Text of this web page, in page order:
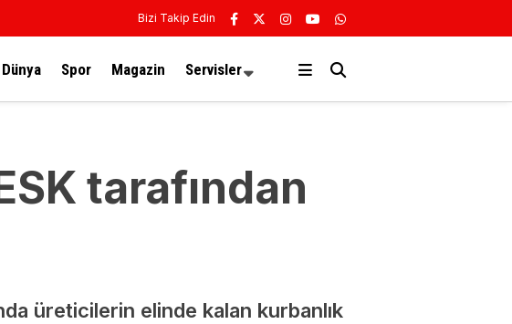
Bizi Takip Edin
Dünya Spor Magazin Servisler
tarafından
üreticilerin elinde kalan kurbanlık